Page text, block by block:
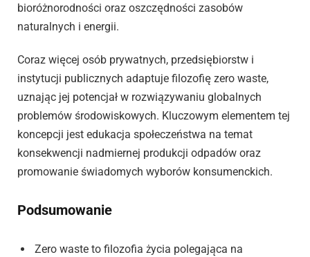
bioróżnorodności oraz oszczędności zasobów
naturalnych i energii.
Coraz więcej osób prywatnych, przedsiębiorstw i
instytucji publicznych adaptuje filozofię zero waste,
uznając jej potencjał w rozwiązywaniu globalnych
problemów środowiskowych. Kluczowym elementem tej
koncepcji jest edukacja społeczeństwa na temat
konsekwencji nadmiernej produkcji odpadów oraz
promowanie świadomych wyborów konsumenckich.
Podsumowanie
Zero waste to filozofia życia polegająca na